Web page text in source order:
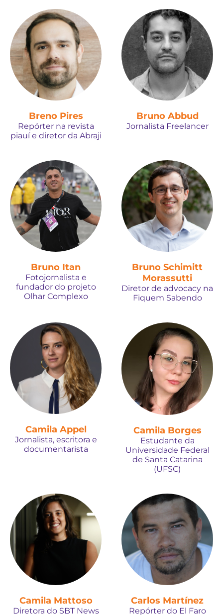
Breno Pires
Repórter na revista
piauí e diretor da Abraji
Bruno Abbud
Jornalista Freelancer
Bruno Itan
Fotojornalista e
fundador do projeto
Olhar Complexo
Bruno Schimitt
Morassutti
Diretor de advocacy na
Fiquem Sabendo
Camila Appel
Jornalista, escritora e
documentarista
Camila Borges
Estudante da
Universidade Federal
de Santa Catarina
(UFSC)
Camila Mattoso
Diretora do SBT News
Carlos Martínez
Repórter do El Faro